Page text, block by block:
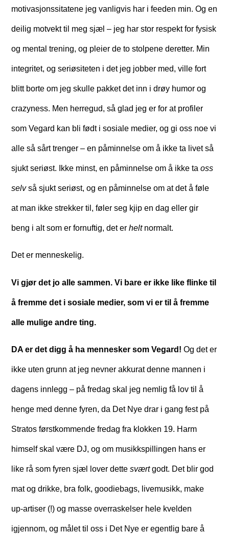
motivasjonssitatene jeg vanligvis har i feeden min. Og en
deilig motvekt til meg sjæl – jeg har stor respekt for fysisk
og mental trening, og pleier de to stolpene deretter. Min
integritet, og seriøsiteten i det jeg jobber med, ville fort
blitt borte om jeg skulle pakket det inn i drøy humor og
crazyness. Men herregud, så glad jeg er for at profiler
som Vegard kan bli født i sosiale medier, og gi oss noe vi
alle så sårt trenger – en påminnelse om å ikke ta livet så
sjukt seriøst. Ikke minst, en påminnelse om å ikke taoss
selvså sjukt seriøst, og en påminnelse om at det å føle
at man ikke strekker til, føler seg kjip en dag eller gir
beng i alt som er fornuftig, det erhelt normalt.
Det er menneskelig.
Vi gjør det jo alle sammen. Vi bare er ikke like flinke til
å fremme det i sosiale medier, som vi er til å fremme
alle mulige andre ting.
DA er det digg å ha mennesker som Vegard! Og det er
ikke uten grunn at jeg nevner akkurat denne mannen i
dagens innlegg – på fredag skal jeg nemlig få lov til å
henge med denne fyren, da Det Nye drar i gang fest på
Stratos førstkommende fredag fra klokken 19. Harm
himself skal være DJ, og om musikkspillingen hans er
like rå som fyren sjæl lover dettesværtgodt. Det blir god
mat og drikke, bra folk, goodiebags, livemusikk, make
up-artiser (!) og masse overraskelser hele kvelden
igjennom, og målet til oss i Det Nye er egentlig bare å